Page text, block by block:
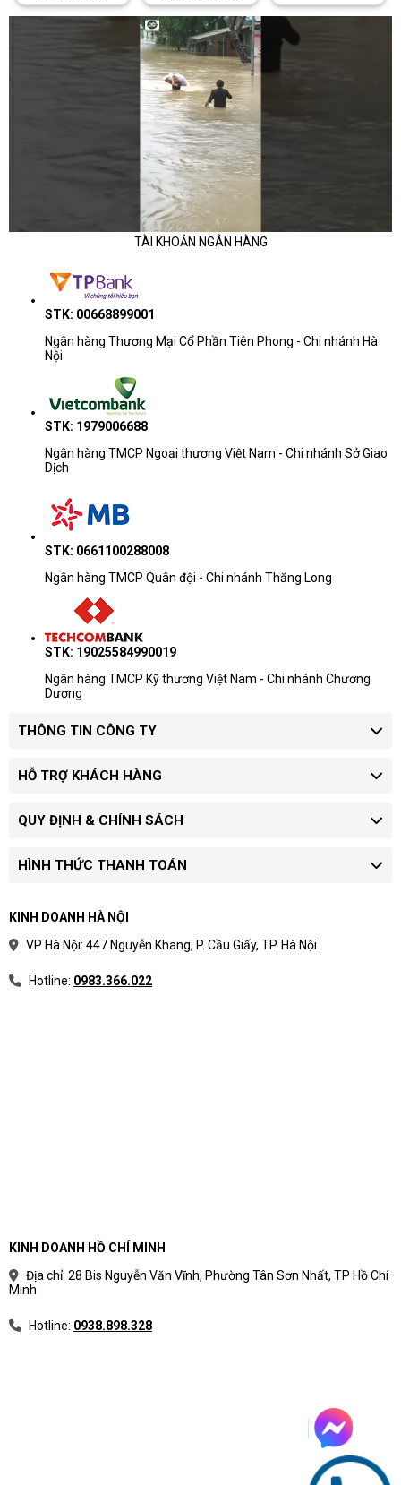
TÀI KHOẢN NGÂN HÀNG
STK: 00668899001
Ngân hàng Thương Mại Cổ Phần Tiên Phong - Chi nhánh Hà
Nội
STK: 1979006688
Ngân hàng TMCP Ngoại thương Việt Nam - Chi nhánh Sở Giao
Dịch
STK: 0661100288008
Ngân hàng TMCP Quân đội - Chi nhánh Thăng Long
STK: 19025584990019
Ngân hàng TMCP Kỹ thương Việt Nam - Chi nhánh Chương
Dương
THÔNG TIN CÔNG TY
HỖ TRỢ KHÁCH HÀNG
QUY ĐỊNH & CHÍNH SÁCH
HÌNH THỨC THANH TOÁN
KINH DOANH HÀ NỘI
VP Hà Nội: 447 Nguyễn Khang, P. Cầu Giấy, TP. Hà Nội
Hotline: 0983.366.022
KINH DOANH HỒ CHÍ MINH
Địa chỉ: 28 Bis Nguyễn Văn Vĩnh, Phường Tân Sơn Nhất, TP Hồ Chí
Minh
Hotline: 0938.898.328